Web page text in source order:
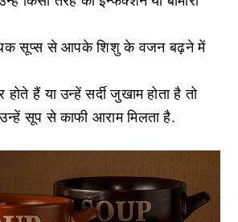
सूप्स से आपके शिशु के वजन बढ़ने में
होते हैं या उन्हें सर्दी जुखाम होता है तो
सूप से काफी आराम मिलता है.